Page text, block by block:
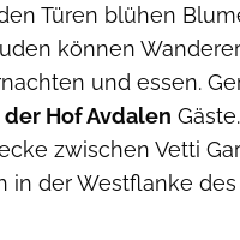
Türen blühen
können
und essen.
der Hof Avdalen
zwischen Vetti
in der Westflanke